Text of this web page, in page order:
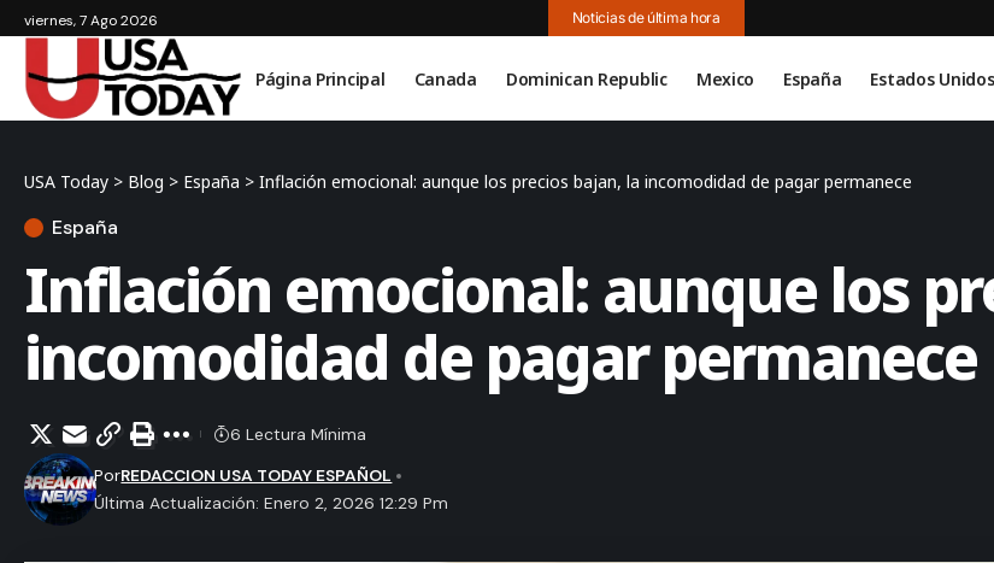
viernes, 7 Ago 2026 Noticias de última hora
Página Principal Canada Dominican Republic Mexico España Estados Unidos
USA Today > Blog > España > Inflación emocional: aunque los precios bajan, la incomodidad de pagar permanece
España
Inflación emocional: aunque los
incomodidad de pagar permanece
Última Actualización: Enero 2, 2026 12:29 Pm
PorREDACCION USA TODAY ESPAÑOL
6 Lectura Mínima